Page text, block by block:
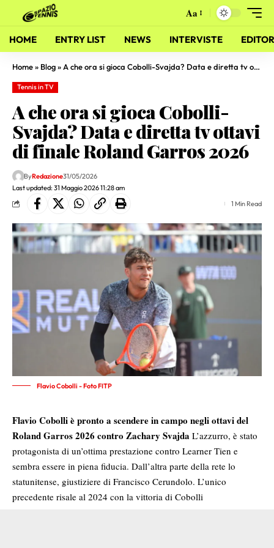
Aa
HOME ENTRY LIST NEWS INTERVISTE
Home» Blog» A che ora si gioca Cobolli-Svajda? Data e diretta tv ottavi di finale Roland Garros 2026
Tennis in TV
A che ora si gioca Cobolli-
Svajda? Data e diretta tv ottavi
di finale Roland Garros 2026
Last updated: 31 Maggio 2026 11:28 am
ByRedazione31/05/2026
1 Min Read
Flavio Cobolli - Foto FITP
Flavio Cobolli è pronto a scendere in campo negli ottavi del
Roland Garros 2026 contro Zachary Svajda L’azzurro, è stato
protagonista di un’ottima prestazione contro Learner Tien e
sembra essere in piena fiducia. Dall’altra parte della rete lo
statunitense, giustiziere di Francisco Cerundolo. L’unico
precedente risale al 2024 con la vittoria di Cobolli